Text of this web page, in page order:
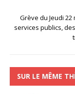
Grève du Jeudi
services publics,
SUR LE MÊME